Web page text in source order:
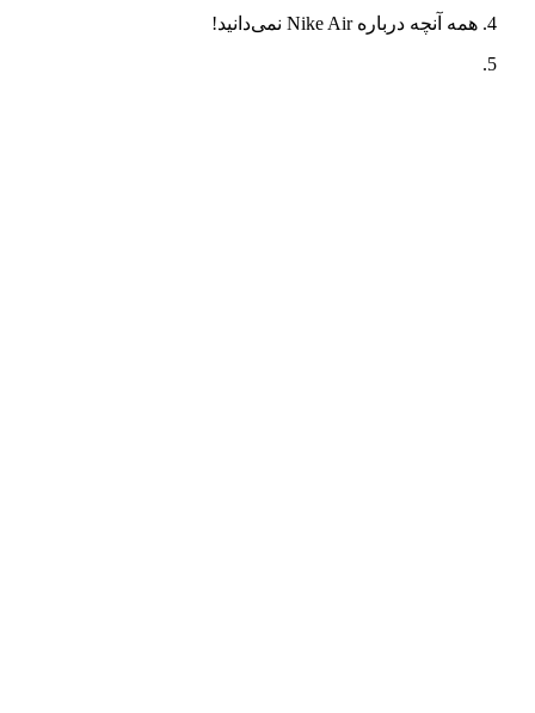
همه آنچه درباره Nike Air نمی‌دانید!